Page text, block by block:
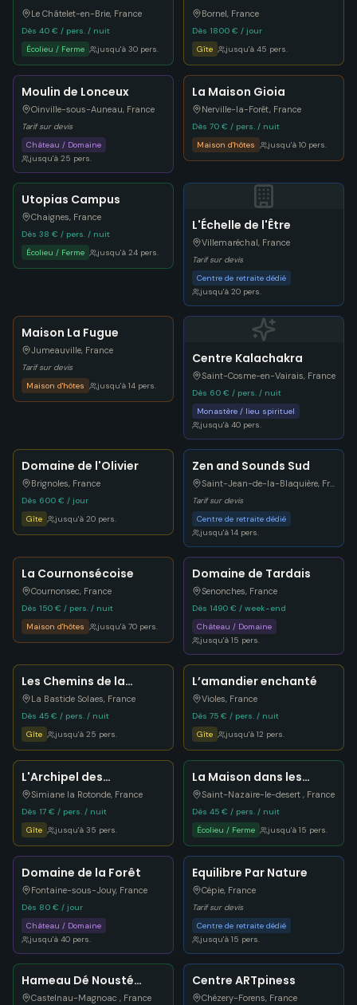
Le Châtelet-en-Brie, France
Dès 40 € / pers. / nuit
Écolieu / Ferme
jusqu'à 30 pers.
Bornel, France
Dès 1800 € / jour
Gîte
jusqu'à 45 pers.
Moulin de Lonceux
Oinville-sous-Auneau, France
Tarif sur devis
Château / Domaine
jusqu'à 25 pers.
La Maison Gioia
Nerville-la-Forêt, France
Dès 70 € / pers. / nuit
Maison d'hôtes
jusqu'à 10 pers.
Utopias Campus
Chaignes, France
Dès 38 € / pers. / nuit
Écolieu / Ferme
jusqu'à 24 pers.
L'Échelle de l'Être
Villemaréchal, France
Tarif sur devis
Centre de retraite dédié
jusqu'à 20 pers.
Maison La Fugue
Jumeauville, France
Tarif sur devis
Maison d'hôtes
jusqu'à 14 pers.
Centre Kalachakra
Saint-Cosme-en-Vairais, France
Dès 60 € / pers. / nuit
Monastère / lieu spirituel
jusqu'à 40 pers.
Domaine de l'Olivier
Brignoles, France
Dès 600 € / jour
Gîte
jusqu'à 20 pers.
Zen and Sounds Sud
Saint-Jean-de-la-Blaquière, France
Tarif sur devis
Centre de retraite dédié
jusqu'à 14 pers.
La Cournonsécoise
Cournonsec, France
Dès 150 € / pers. / nuit
Maison d'hôtes
jusqu'à 70 pers.
Domaine de Tardais
Senonches, France
Dès 1490 € / week-end
Château / Domaine
jusqu'à 15 pers.
Les Chemins de la
Frayssinette
La Bastide Solaes, France
Dès 45 € / pers. / nuit
Gîte
jusqu'à 25 pers.
L’amandier enchanté
Violes, France
Dès 75 € / pers. / nuit
Gîte
jusqu'à 12 pers.
L'Archipel des
Coustètes
Simiane la Rotonde, France
Dès 17 € / pers. / nuit
Gîte
jusqu'à 35 pers.
La Maison dans les
étoiles
Saint-Nazaire-le-desert , France
Dès 45 € / pers. / nuit
Écolieu / Ferme
jusqu'à 15 pers.
Domaine de la Forêt
Fontaine-sous-Jouy, France
Dès 80 € / jour
Château / Domaine
jusqu'à 40 pers.
Equilibre Par Nature
Cépie, France
Tarif sur devis
Centre de retraite dédié
jusqu'à 15 pers.
Hameau Dé Nousté
Temps
Castelnau-Magnoac , France
Centre ARTpiness
Chézery-Forens, France